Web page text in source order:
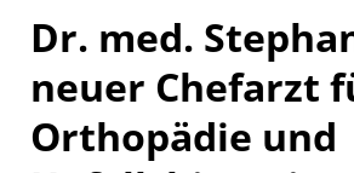
Dr. med.
neuer Chefarzt
Orthopädie und